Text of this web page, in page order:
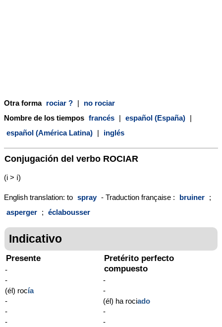
Otra forma rociar ? |
no rociar
Nombre de los tiempos francés | español (España) |
español (América Latina) | inglés
Conjugación del verbo ROCIAR
(i > í)
English translation: to spray - Traduction française : bruiner ;
asperger ; éclabousser
Indicativo
Presente
-
-
(él) rocía
-
-
-
Pretérito perfecto
compuesto
-
-
(él) ha rociado
-
-